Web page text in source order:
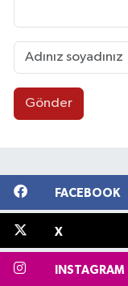
Gönder
FACEBOOK
X
INSTAGRAM